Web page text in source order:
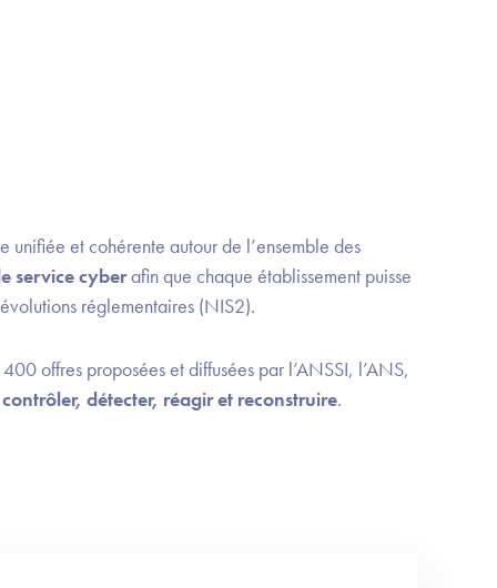
unifiée et cohérente autour de l’ensemble des
service cyberafin que chaque établissement puisse
réglementaires (NIS2).
offres proposées et diffusées par l’ANSSI, l’ANS,
détecter, réagir et reconstruire.